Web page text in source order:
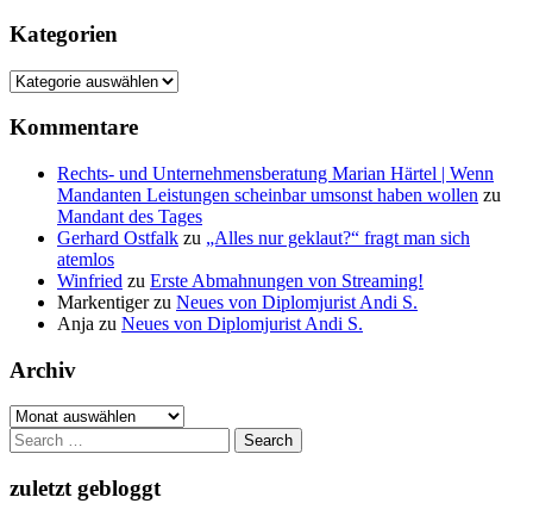
Kategorien
Kategorien
Kommentare
Rechts- und Unternehmensberatung Marian Härtel | Wenn
Mandanten Leistungen scheinbar umsonst haben wollen zu
Mandant des Tages
Gerhard Ostfalk zu „Alles nur geklaut?“ fragt man sich
atemlos
Winfried zu Erste Abmahnungen von Streaming!
Markentigerzu Neues von Diplomjurist Andi S.
Anja zu Neues von Diplomjurist Andi S.
Archiv
Archiv
Search
for:
zuletzt gebloggt